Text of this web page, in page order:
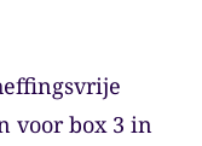
voor box 3 in